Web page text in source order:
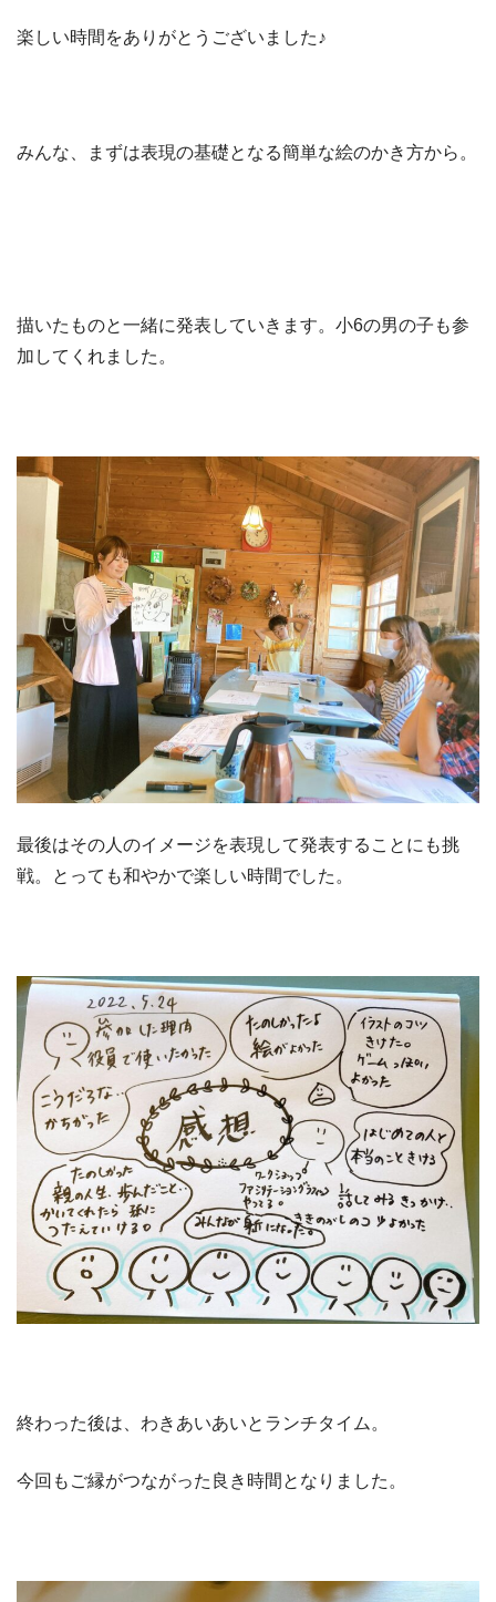
楽しい時間をありがとうございました♪
みんな、まずは表現の基礎となる簡単な絵のかき方から。
描いたものと一緒に発表していきます。小6の男の子も参
加してくれました。
最後はその人のイメージを表現して発表することにも挑
戦。とっても和やかで楽しい時間でした。
終わった後は、わきあいあいとランチタイム。
今回もご縁がつながった良き時間となりました。